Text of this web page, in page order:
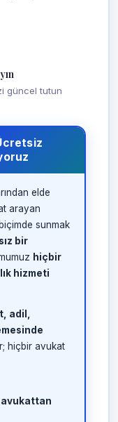
güncel tutun
elde
arayan
sunmak
bir
hiçbir
hizmeti
adil,
hiçbir avukat